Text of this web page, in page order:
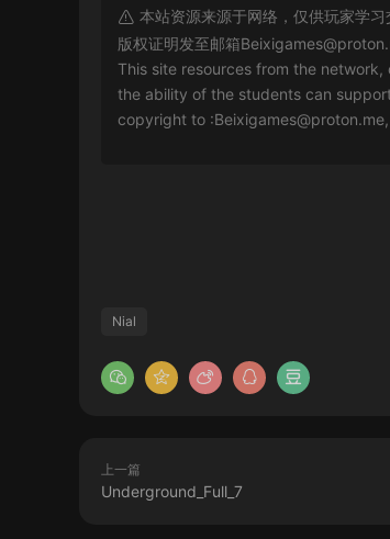
本站资源来源于网络，仅供玩家学
版权证明发至邮箱
This site resources from the
the ability of the students can
copyright to :Beixigames@proton.me
Nial
上一篇
Underground_Full_7